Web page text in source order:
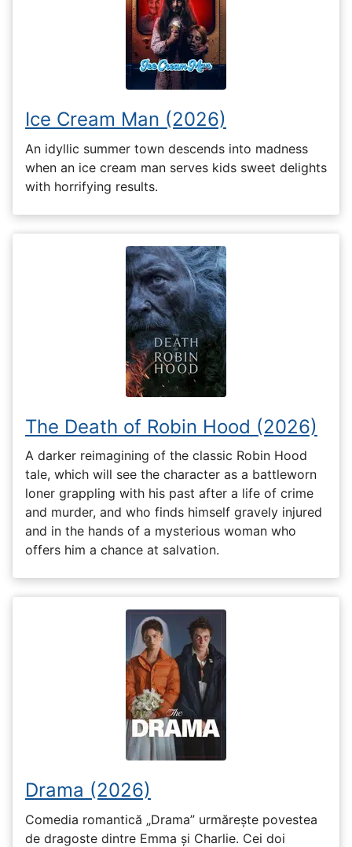
Ice Cream Man (2026)
An idyllic summer town descends into madness
when an ice cream man serves kids sweet delights
with horrifying results.
The Death of Robin Hood (2026)
A darker reimagining of the classic Robin Hood
tale, which will see the character as a battleworn
loner grappling with his past after a life of crime
and murder, and who finds himself gravely injured
and in the hands of a mysterious woman who
offers him a chance at salvation.
Drama (2026)
Comedia romantică „Drama” urmărește povestea
de dragoste dintre Emma și Charlie. Cei doi